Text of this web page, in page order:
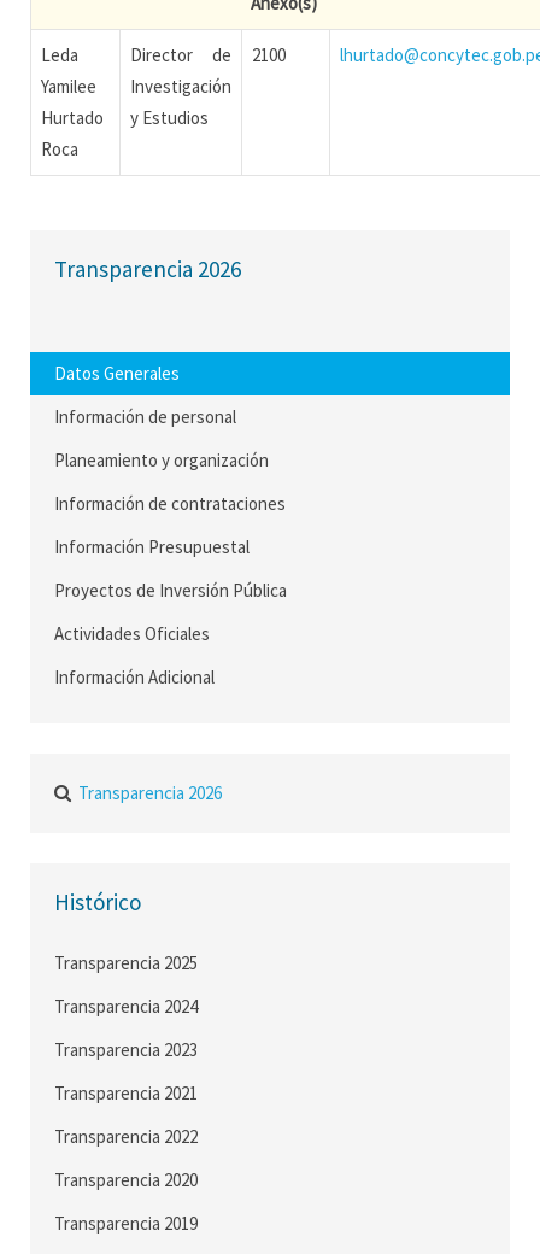
Leda
Yamilee
Hurtado
Roca
Director de
Investigación
y Estudios
2100
Transparencia 2026
Datos Generales
Información de personal
Planeamiento y organización
Información de contrataciones
Información Presupuestal
Proyectos de Inversión Pública
Actividades Oficiales
Información Adicional
Transparencia 2026
Histórico
Transparencia 2025
Transparencia 2024
Transparencia 2023
Transparencia 2021
Transparencia 2022
Transparencia 2020
Transparencia 2019